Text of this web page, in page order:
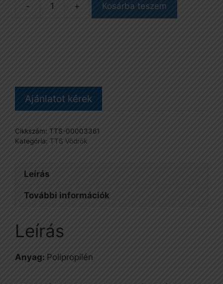
-
Vödör,
+ Kosárba teszem
Ajánlatot kérek
Cikkszám: TTS-00003361
Kategória: TTS Vödrök
Leírás
További információk
Leírás
Anyag: Polipropilén